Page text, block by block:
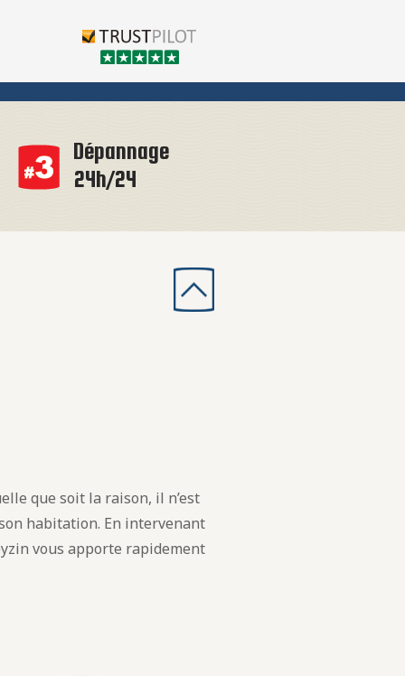
Dépannage
24h/24
que soit la raison, il n’est
habitation. En intervenant
vous apporte rapidement